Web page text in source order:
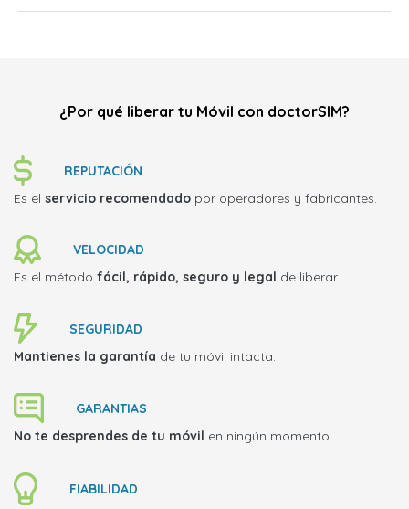
¿Por qué liberar tu Móvil con doctorSIM?
REPUTACIÓN
Es el servicio recomendado por operadores y fabricantes.
VELOCIDAD
Es el método fácil, rápido, seguro y legal de liberar.
SEGURIDAD
Mantienes la garantía de tu móvil intacta.
GARANTIAS
No te desprendes de tu móvil en ningún momento.
FIABILIDAD